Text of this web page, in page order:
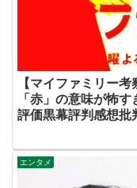
【マイファミリー
「赤」の意味が怖
評価黒幕評判感想批
エンタメ